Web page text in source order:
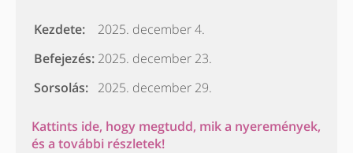
Kezdete:
2025. december 4.
Befejezés: 2025. december 23.
Sorsolás: 2025. december 29.
Kattints ide, hogy megtudd, mik a nyeremények,
és a további részletek!